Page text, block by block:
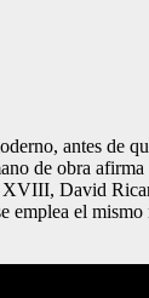
antes de
de obra afirma
XVIII, David
el